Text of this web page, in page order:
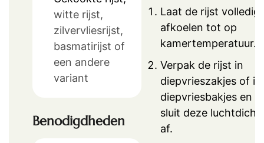
witte rijst,
zilvervliesrijst,
basmatirijst of
een andere
variant
Benodigdheden
Laat de rijst volledig
afkoelen tot op
kamertemperatuur.
Verpak de rijst in
diepvrieszakjes of in
diepvriesbakjes en
sluit deze luchtdicht
af.